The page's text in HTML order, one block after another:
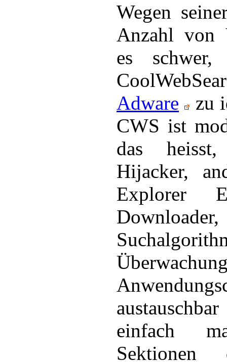
Wegen
Anzahl von
es
Adware
zu
CWS ist
das
Hijacker,
Explorer
Downloader,
einfach
Sektionen